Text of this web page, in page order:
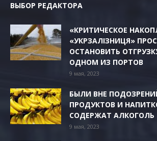
ВЫБОР РЕДАКТОРА
«КРИТИЧЕСКОЕ
«УКРЗАЛІЗНИЦЯ»
ОСТАНОВИТЬ
ОДНОМ ИЗ ПОРТОВ
9 мая, 2023
БЫЛИ ВНЕ
ПРОДУКТОВ И
СОДЕРЖАТ АЛКОГОЛЬ
9 мая, 2023